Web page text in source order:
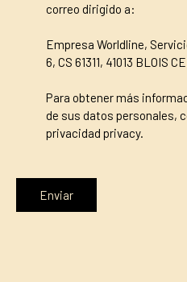
correo dirigido a:
Empresa Worldline,
6, CS 61311, 41013 BLOIS
Para obtener más
de sus datos personales,
privacidad privacy.
Enviar